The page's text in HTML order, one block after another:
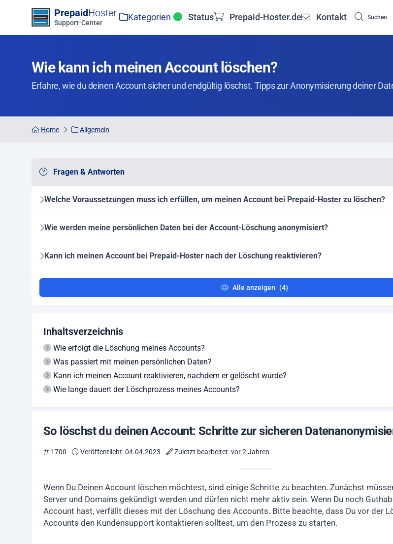
PrepaidHoster
Support-Center
Kategorien Status Prepaid-Hoster.de Kontakt Suchen
Wie kann ich meinen Account löschen?
Erfahre, wie du deinen Account sicher und endgültig löschst. Tipps zur Anonymisierung deiner
Home Allgemein
Fragen & Antworten
Welche Voraussetzungen muss ich erfüllen, um meinen Account bei Prepaid-Hoster zu löschen?
Wie werden meine persönlichen Daten bei der Account-Löschung anonymisiert?
Kann ich meinen Account bei Prepaid-Hoster nach der Löschung reaktivieren?
Alle anzeigen (4)
Inhaltsverzeichnis
Wie erfolgt die Löschung meines Accounts?
Was passiert mit meinen persönlichen Daten?
Kann ich meinen Account reaktivieren, nachdem er gelöscht wurde?
Wie lange dauert der Löschprozess meines Accounts?
So löschst du deinen Account: Schritte zur sicheren
1700 Veröffentlicht: 04.04.2023 Zuletzt bearbeitet: vor 2 Jahren
Wenn Du Deinen Account löschen möchtest, sind einige Schritte zu beachten. Zunächst
Server und Domains gekündigt werden und dürfen nicht mehr aktiv sein. Wenn Du noch
Account hast, verfällt dieses mit der Löschung des Accounts. Bitte beachte, dass Du vor der
Accounts den Kundensupport kontaktieren solltest, um den Prozess zu starten.